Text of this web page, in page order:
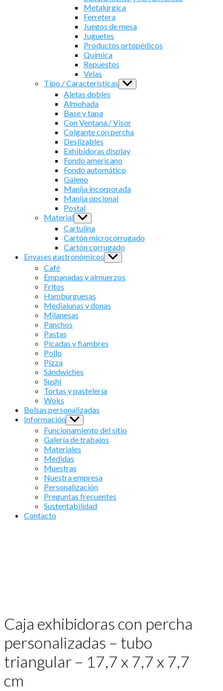
Metalúrgica
Ferretera
Juegos de mesa
Juguetes
Productos ortopédicos
Química
Repuestos
Velas
Tipo / Características Show
sub
Aletas dobles
Almohada
Base y tapa
Con Ventana / Visor
Colgante con percha
Deslizables
Exhibidoras display
Fondo americano
Fondo automático
Galeno
Manija incorporada
Manija opcional
Postal
Material Show
sub
menu
Cartulina
Cartón microcorrugado
Cartón corrugado
Envases gastronómicos Show
sub
Café
Empanadas y almuerzos
Fritos
Hamburguesas
Medialunas y donas
Milanesas
Panchos
Pastas
Picadas y fiambres
Pollo
Pizza
Sándwiches
Sushi
Tortas y pastelería
Woks
Bolsas personalizadas
Información Show
sub
menu
Funcionamiento del sitio
Galería de trabajos
Materiales
Medidas
Muestras
Nuestra empresa
Personalización
Preguntas frecuentes
Sustentabilidad
Contacto
Caja exhibidoras con percha
personalizadas – tubo
triangular – 17,7 x 7,7 x 7,7
cm